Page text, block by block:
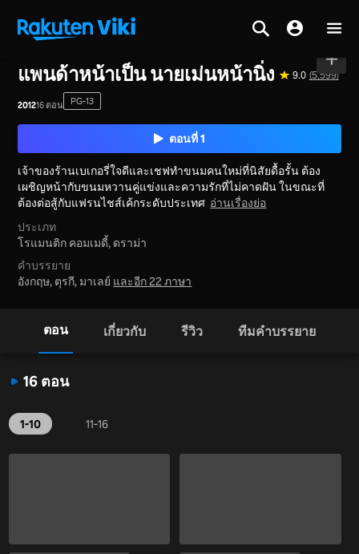
แพนด้าหน้าเป็น นายเม่นหน้านิ่ง 9.0 (5,599)
201216 ตอน PG-13
ตอนที่ 1
เจ้าของร้านเบเกอรี่ใจดีและเชฟทำขนมคนใหม่ที่นิสัยดื้อรั้น ต้อง
เผชิญหน้ากับขนมหวานคู่แข่งและความรักที่ไม่คาดฝัน ในขณะที่
ต้องต่อสู้กับแฟรนไชส์เค้กระดับประเทศ อ่านเรื่องย่อ
ประเภท
โรแมนติก คอมเมดี้, ดราม่า
คำบรรยาย
อังกฤษ, ตุรกี, มาเลย์ และอีก 22 ภาษา
ตอน เกี่ยวกับ รีวิว ทีมคำบรรยาย
16 ตอน
1-10 11-16